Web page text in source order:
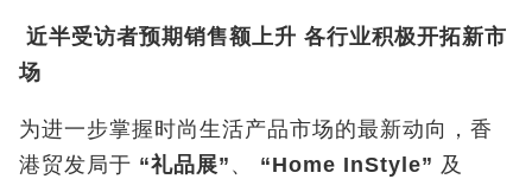
近半受访者预期销售额上升 各行业积极开拓新市
场
为进一步掌握时尚生活产品市场的最新动向，香
港贸发局于 “礼品展” 、 “Home InStyle” 及